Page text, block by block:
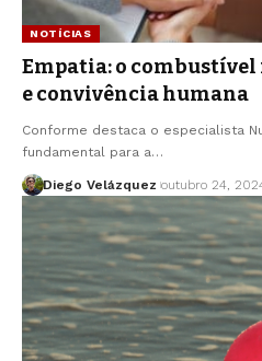
NOTÍCIAS
Empatia: o
e convivência humana
Conforme destaca o especialista
fundamental para a…
Diego Velázquez outubro 24,